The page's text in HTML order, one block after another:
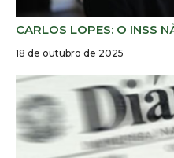
CARLOS LOPES: O INSS
18 de outubro de 2025